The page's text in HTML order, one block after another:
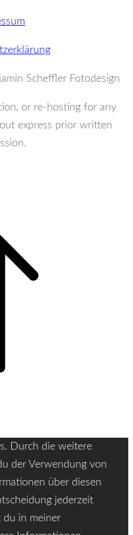
Scheffler Fotodesign
or re-hosting for any
express prior written
Durch die weitere
der Verwendung von
über diesen
jederzeit
du in meiner